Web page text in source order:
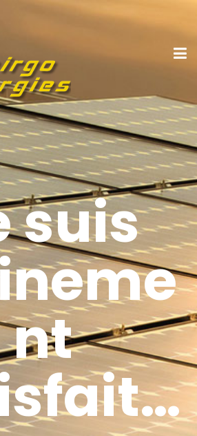
suis
nt